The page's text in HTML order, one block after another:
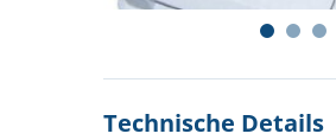
Technische Details